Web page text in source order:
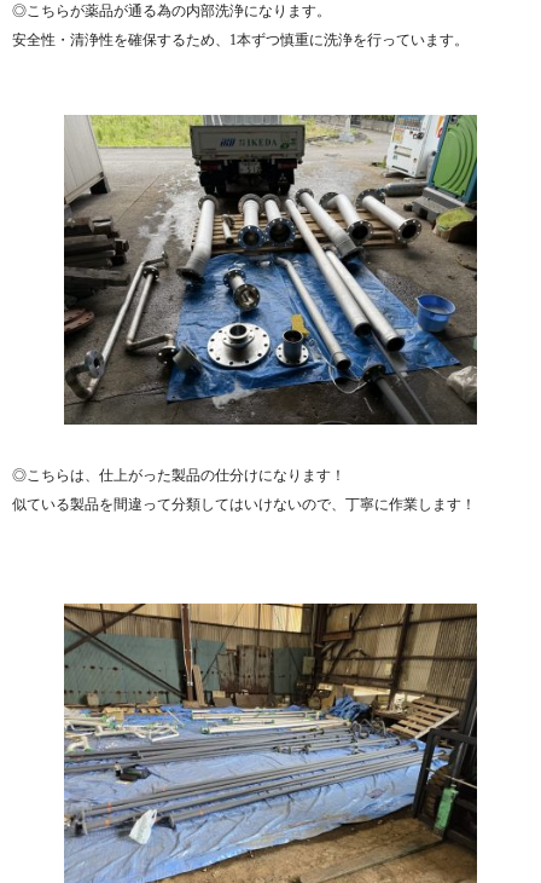
◎こちらが薬品が通る為の内部洗浄になります。
安全性・清浄性を確保するため、1本ずつ慎重に洗浄を行っています。
◎こちらは、仕上がった製品の仕分けになります！
似ている製品を間違って分類してはいけないので、丁寧に作業します！